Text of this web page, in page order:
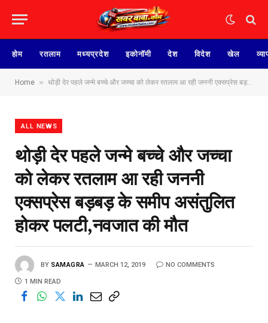
होम रतलाम मध्यप्रदेश इकोनॉमी देश विदेश खेल
Home » थोड़ी देर पहले जन्मे बच्चे और जच्चा को लेकर रतलाम आ रही जननी एक्सप्रेस बड़बड़ के समीप असंतुलित होकर पलटी,नवजात की मौत
ALL NEWS
थोड़ी देर पहले जन्मे बच्चे और जच्चा
को लेकर रतलाम आ रही जननी
एक्सप्रेस बड़बड़ के समीप असंतुलित
होकर पलटी,नवजात की मौत
BY SAMAGRA MARCH 12, 2019 NO COMMENTS
1 MIN READ